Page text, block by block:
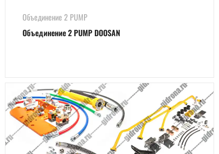
Объединение 2 PUMP
Объединение 2 PUMP DOOSAN